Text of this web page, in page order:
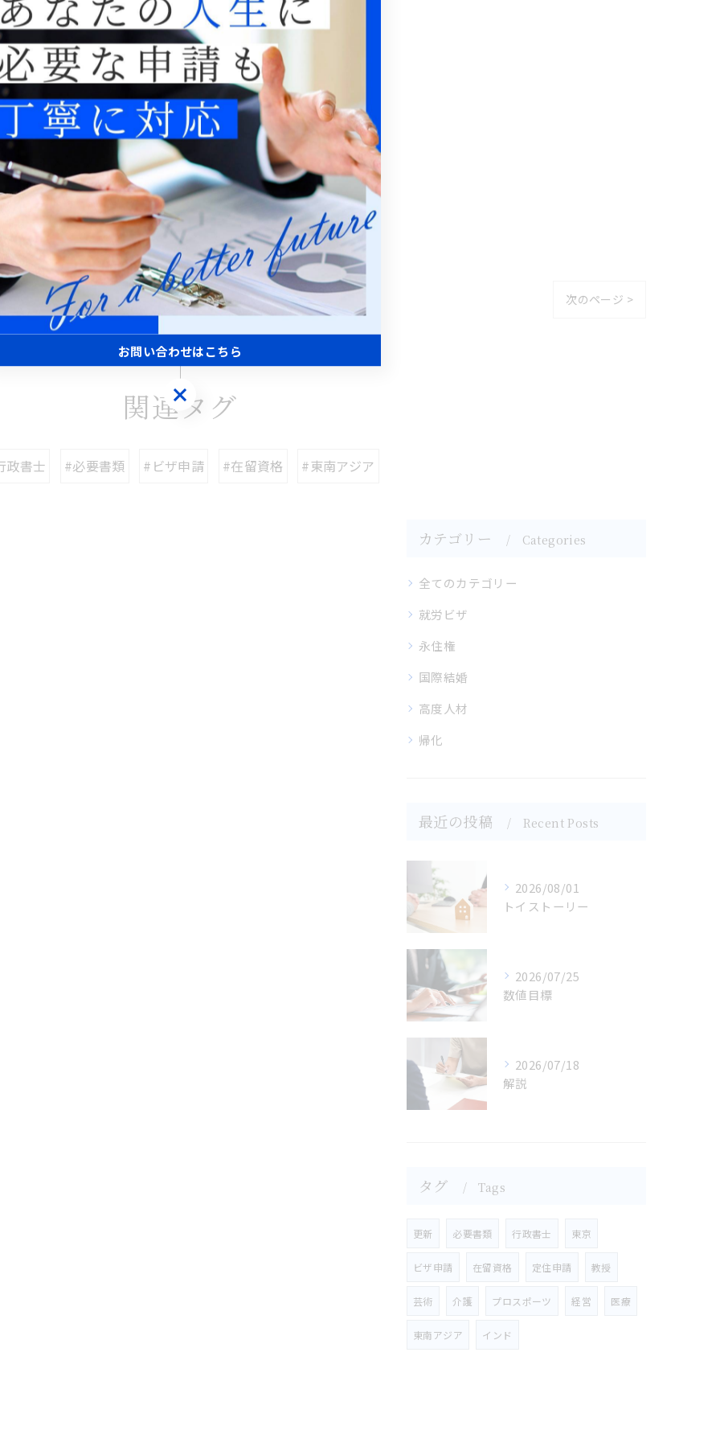
一覧に戻る 次のページ >
関連タグ
政書士 #必要書類 #ビザ申請 #在留資格 #東南アジア
カテゴリー Categories
全てのカテゴリー
就労ビザ
永住権
国際結婚
高度人材
帰化
最近の投稿 Recent Posts
2026/08/01
トイストーリー
2026/07/25
数値目標
2026/07/18
解説
タグ Tags
更新 必要書類 行政書士 東京
ビザ申請 在留資格 定住申請 教授
芸術 介護 プロスポーツ 経営 医療
東南アジア インド
お問い合わせはこちら
お問い合わせはこちら